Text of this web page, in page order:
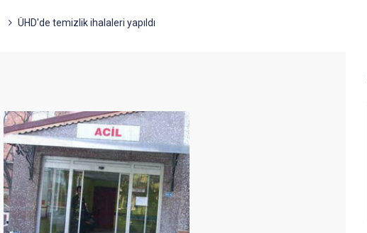
ÜHD'de temizlik ihalaleri yapıldı